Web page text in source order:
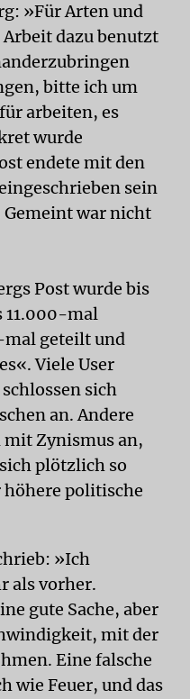
»Für Arten und
dazu benutzt
bitte ich um
arbeiten, es
wurde
endete mit den
sein
Gemeint war nicht
Post wurde bis
11.000-mal
geteilt und
Viele User
sich
an. Andere
Zynismus an,
plötzlich so
politische
»Ich
als vorher.
gute Sache, aber
mit der
Eine falsche
wie Feuer, und das